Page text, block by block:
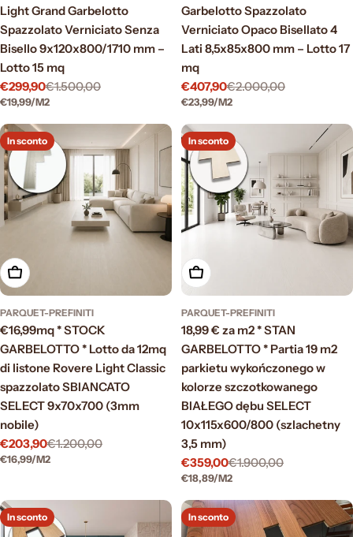
Light Grand Garbelotto
Spazzolato Verniciato Senza
Bisello 9x120x800/1710 mm –
Lotto 15 mq
Prezzo
di
vendita
€299,90
Prezzo
normale
€1.500,00
PREZZO
€19,99/PER
M2
Garbelotto Spazzolato
Verniciato Opaco Bisellato 4
Lati 8,5x85x800 mm – Lotto 17
mq
Prezzo
di
vendita
€407,90
Prezzo
normale
€2.000,00
PREZZO
€23,99/PER
M2
In sconto
Aggiungi al carrello
PARQUET-PREFINITI
€16,99mq * STOCK
GARBELOTTO * Lotto da 12mq
di listone Rovere Light Classic
spazzolato SBIANCATO
SELECT 9x70x700 (3mm
nobile)
Prezzo
di
€203,90
Prezzo
normale
€1.200,00
PREZZO
€16,99/PER
M2
In sconto
Aggiungi al carrello
PARQUET-PREFINITI
18,99 € za m2 * STAN
GARBELOTTO * Partia 19 m2
parkietu wykończonego w
kolorze szczotkowanego
BIAŁEGO dębu SELECT
10x115x600/800 (szlachetny
3,5 mm)
Prezzo
di
vendita
€359,00
Prezzo
normale
€1.900,00
PREZZO
€18,89/PER
M2
In sconto In sconto